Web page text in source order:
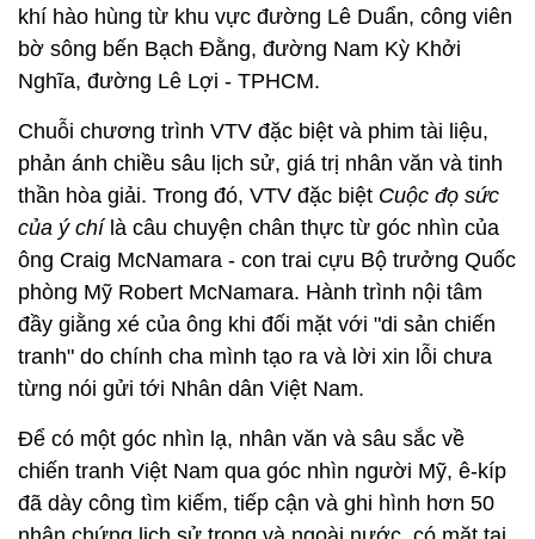
khí hào hùng từ khu vực đường Lê Duẩn, công viên
bờ sông bến Bạch Đằng, đường Nam Kỳ Khởi
Nghĩa, đường Lê Lợi - TPHCM.
Chuỗi chương trình VTV đặc biệt và phim tài liệu,
phản ánh chiều sâu lịch sử, giá trị nhân văn và tinh
thần hòa giải. Trong đó, VTV đặc biệt Cuộc đọ sức
của ý chílà câu chuyện chân thực từ góc nhìn của
ông Craig McNamara - con trai cựu Bộ trưởng Quốc
phòng Mỹ Robert McNamara. Hành trình nội tâm
đầy giằng xé của ông khi đối mặt với "di sản chiến
tranh" do chính cha mình tạo ra và lời xin lỗi chưa
từng nói gửi tới Nhân dân Việt Nam.
Để có một góc nhìn lạ, nhân văn và sâu sắc về
chiến tranh Việt Nam qua góc nhìn người Mỹ, ê-kíp
đã dày công tìm kiếm, tiếp cận và ghi hình hơn 50